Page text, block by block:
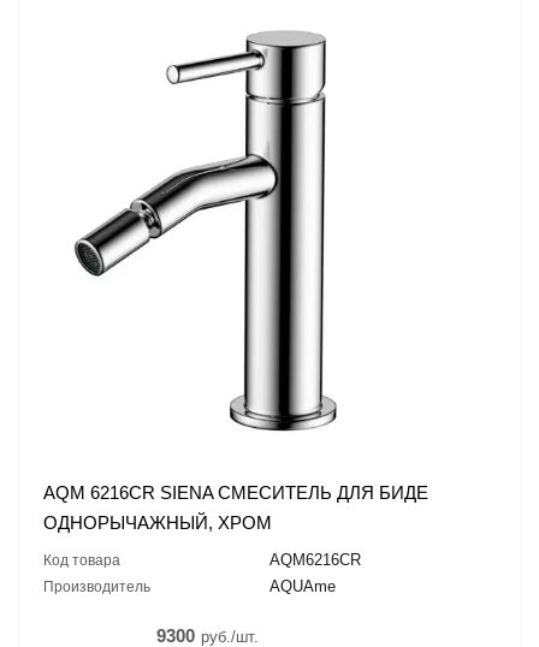
AQM 6216CR SIENA СМЕСИТЕЛЬ ДЛЯ БИДЕ
ОДНОРЫЧАЖНЫЙ, ХРОМ
Код товара AQM6216CR
Производитель AQUAme
9300 руб./шт.